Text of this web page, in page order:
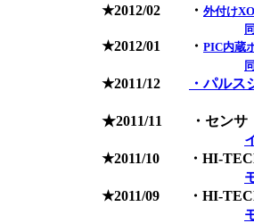
★2012/02 ・ 外付け
★2012/01 ・ PIC内蔵
★2011/12
・パルス
（0.5Hz～
★2011/11 ・センサ
★2011/10 ・HI-
★2011/09 ・HI-